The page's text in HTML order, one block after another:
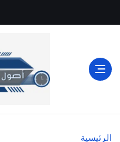
الرئيسية